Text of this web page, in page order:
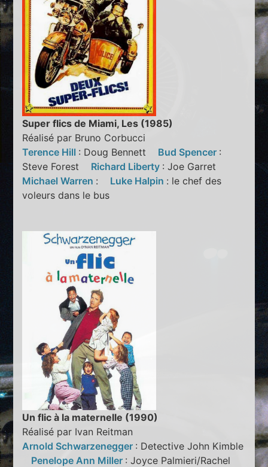
Super flics de Miami, Les (1985)
Réalisé par Bruno Corbucci
Terence Hill : Doug Bennett Bud Spencer :
Steve Forest Richard Liberty : Joe Garret
Michael Warren : Luke Halpin : le chef des
voleurs dans le bus
Un flic à la maternelle (1990)
Réalisé par Ivan Reitman
Arnold Schwarzenegger : Detective John Kimble
Penelope Ann Miller : Joyce Palmieri/Rachel